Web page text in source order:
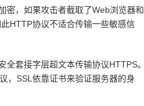
，如果攻击者截取了Web浏览器和
HTTP协议不适合传输一些敏感信
套接字层超文本传输协议HTTPS。
，SSL依靠证书来验证服务器的身